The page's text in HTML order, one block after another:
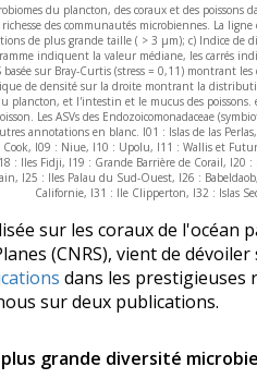
du plancton, des coraux et des poissons
des communautés microbiennes. La
de plus grande taille ( > 3 µm); c) Indice de
indiquent la valeur médiane, les carrés
sur Bray-Curtis (stress = 0,11) montrant
de densité sur la droite montrant la
plancton, et l'intestin et le mucus des poissons.
Les ASVs des Endozoicomonadaceae
annotations en blanc. I01 : Islas de las
Cook, I09 : Niue, I10 : Upolu, I11 : Wallis et
: Iles Fidji, I19 : Grande Barrière de Corail,
I25 : Iles Palau du Sud-Ouest, I26 :
Californie, I31 : Ile Clipperton, I32 : Islas
sur les coraux de l'océan
(CNRS), vient de
dans les prestigieuses
sur deux publications.
grande diversité